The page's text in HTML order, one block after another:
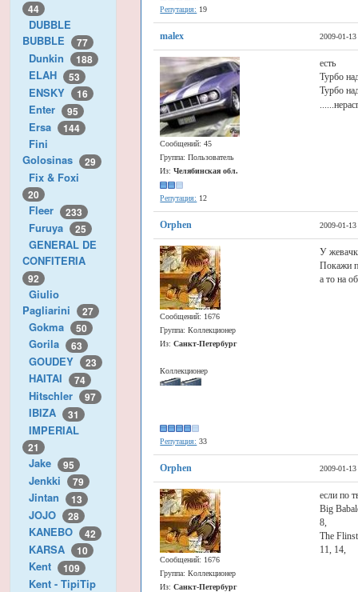
44
DUBBLE
BUBBLE
77
Dunkin 188
ELAH 53
ENSKY 16
Enter 95
Ersa 144
Fini
Golosinas
29
Fix & Foxi
20
Fleer 233
Furuya 25
GENERAL DE
CONFITERIA
92
Giulio
Pagliarini
27
Gokma 50
Gorila 63
GOUDEY 23
HAITAI 74
Hitschler 97
IBIZA 31
IMPERIAL
21
Jake 95
Jenkki 79
Jintan 13
JOJO 28
KANEBO 42
KARSA 10
Kent 109
Kent - TipiTip
Репутация: 19
malex 2009-01-
Сообщений: 45
Группа: Пользователь
Из:Челябинская обл.
Репутация: 12
есть
Турбо
Турбо
Orphen 2009-01-
Сообщений: 1676
Группа: Коллекционер
Из:Санкт-Петербург
Коллекционер
Репутация: 33
У
Покажи
а то на
Orphen 2009-01-
Сообщений: 1676
Группа: Коллекционер
Из:Санкт-Петербург
если по
Big
8,
The
11, 14,